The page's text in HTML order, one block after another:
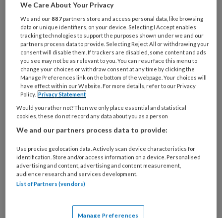
Wat
is
je
e-
mailadres?
* *
Kies
je
wachtwoord* *
Kies
je
functie *
Bij
welke
organisatie
werk
je?
Untitled
Ontvang 2x per week de
KinderopvangTotaal nieuwsbrief
Ontvang iedere zondag het
We Care About Your Privacy
We and our887 partners store and access personal data, like browsing
data or unique identifiers, on your device. Selecting I Accept enables
tracking technologies to support the purposes shown under we and our
partners process data to provide. Selecting Reject All or withdrawing your
consent will disable them. If trackers are disabled, some content and ads
you see may not be as relevant to you. You can resurface this menu to
change your choices or withdraw consent at any time by clicking the
Manage Preferences link on the bottom of the webpage. Your choices will
have effect within our Website. For more details, refer to our Privacy
Policy. Privacy Statement
Would you rather not? Then we only place essential and statistical
cookies, these do not record any data about you as a person
We and our partners process data to provide:
Use precise geolocation data. Actively scan device characteristics for
identification. Store and/or access information on a device. Personalised
advertising and content, advertising and content measurement,
audience research and services development.
List of Partners (vendors)
Manage Preferences